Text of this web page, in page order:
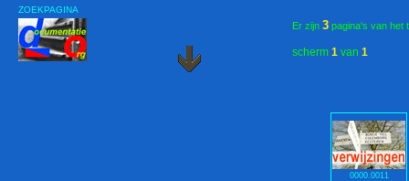
ZOEKPAGINA
Er zijn 3 pagina's van het
0000.0011
scherm 1 van 1